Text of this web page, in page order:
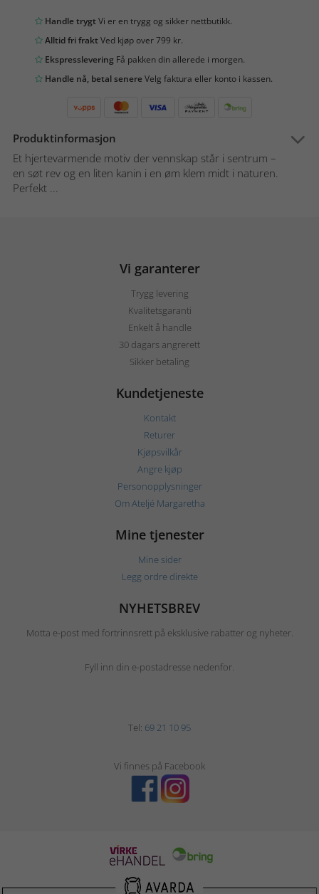
Handle trygtVi er en trygg og sikker nettbutikk.
Alltid fri fraktVed kjøp over 799 kr.
Ekspresslevering Få pakken din allerede i morgen.
Handle nå, betal senereVelg faktura eller konto i kassen.
Produktinformasjon
Et hjertevarmende motiv der vennskap står i sentrum –
en søt rev og en liten kanin i en øm klem midt i naturen.
Perfekt ...
Vi garanterer
Trygg levering
Kvalitetsgaranti
Enkelt å handle
30 dagars angrerett
Sikker betaling
Kundetjeneste
Kontakt
Returer
Kjøpsvilkår
Angre kjøp
Personopplysninger
Om Ateljé Margaretha
Mine tjenester
Mine sider
Legg ordre direkte
NYHETSBREV
Motta e-post med fortrinnsrett på eksklusive rabatter og nyheter.
Fyll inn din e-postadresse nedenfor.
Tel: 69 21 10 95
Vi finnes på Facebook